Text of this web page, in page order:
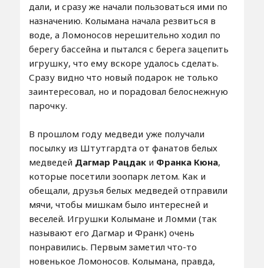
дали, и сразу же начали пользоваться ими по
назначению. Колымана начала резвиться в
воде, а Ломоносов нерешительно ходил по
берегу бассейна и пытался с берега зацепить
игрушку, что ему вскоре удалось сделать.
Сразу видно что новый подарок не только
заинтересовал, но и порадовал белоснежную
парочку.
В прошлом году медведи уже получали
посылку из Штутгардта от фанатов белых
медведей Дагмар Рацдаки Франка Кюна,
которые посетили зоопарк летом. Как и
обещали, друзья белых медведей отправили
мячи, чтобы мишкам было интересней и
веселей. Игрушки Колымане и Ломми (так
называют его Дагмар и Франк) очень
понравились. Первым заметил что-то
новенькое Ломоносов. Колымана, правда,